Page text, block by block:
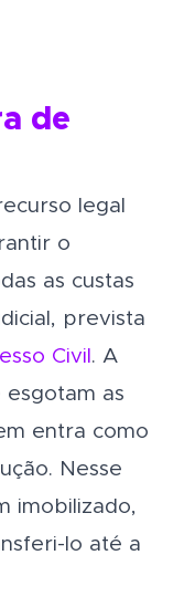
de
legal
o
as custas
prevista
Civil . A
as
entra como
Nesse
imobilizado,
lo até a